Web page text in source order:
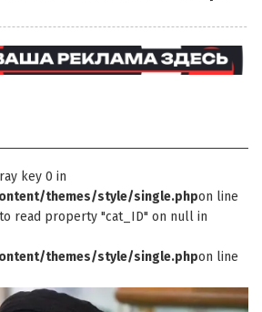
key 0 in
themes/style/single.phpon line
read property "cat_ID" on null in
themes/style/single.phpon line